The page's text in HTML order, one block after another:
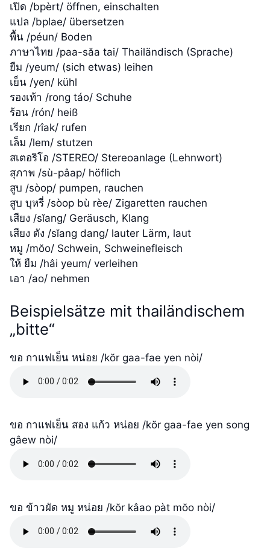
เปิด /bpèrt/ öffnen, einschalten
แปล /bplae/ übersetzen
พื้น /péun/ Boden
ภาษาไทย /paa-săa tai/ Thailändisch (Sprache)
ยืม /yeum/ (sich etwas) leihen
เย็น /yen/ kühl
รองเท้า /rong táo/ Schuhe
ร้อน /rón/ heiß
เรียก /rîak/ rufen
เล็ม /lem/ stutzen
สเตอริโอ /STEREO/ Stereoanlage (Lehnwort)
สุภาพ /sù-pâap/ höflich
สูบ /sòop/ pumpen, rauchen
สูบ บุหรี่ /sòop bù rèe/ Zigaretten rauchen
เสียง /sĭang/ Geräusch, Klang
เสียง ดัง /sĭang dang/ lauter Lärm, laut
หมู /mŏo/ Schwein, Schweinefleisch
ให้ ยืม /hâi yeum/ verleihen
เอา /ao/ nehmen
Beispielsätze mit thailändischem
„bitte“
ขอ กาแฟเย็น หน่อย /kŏr gaa-fae yen nòi/
ขอ กาแฟเย็น สอง แก้ว หน่อย /kŏr gaa-fae yen song
gâew nòi/
ขอ ข้าวผัด หมู หน่อย /kŏr kâao pàt mŏo nòi/